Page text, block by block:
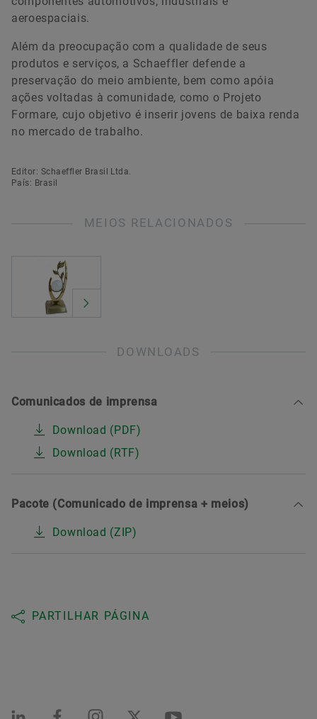
aeroespaciais.
Além da preocupação com a qualidade de seus
produtos e serviços, a Schaeffler defende a
preservação do meio ambiente, bem como apóia
ações voltadas à comunidade, como o Projeto
Formare, cujo objetivo é inserir jovens de baixa renda
no mercado de trabalho.
Editor: Schaeffler Brasil Ltda.
País: Brasil
MEIOS RELACIONADOS
DOWNLOADS
Comunicados de imprensa
Download (PDF)
Download (RTF)
Pacote (Comunicado de imprensa + meios)
Download (ZIP)
PARTILHAR PÁGINA